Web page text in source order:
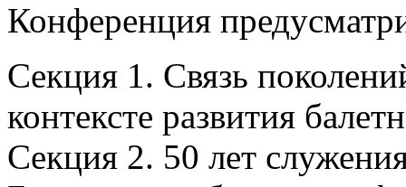
Конференция
Секция 1. Связь
контексте развития
Секция 2. 50 лет